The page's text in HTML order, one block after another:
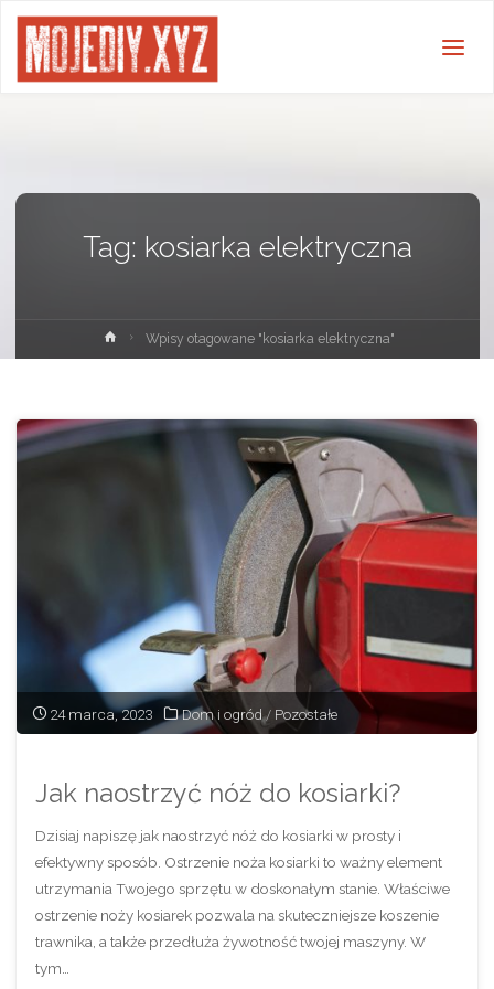
Tag: kosiarka elektryczna
Strona
główna
Wpisy otagowane "kosiarka elektryczna"
24 marca, 2023 Dom i ogród / Pozostałe
Jak naostrzyć nóż do kosiarki?
Dzisiaj napiszę jak naostrzyć nóż do kosiarki w prosty i
efektywny sposób. Ostrzenie noża kosiarki to ważny element
utrzymania Twojego sprzętu w doskonałym stanie. Właściwe
ostrzenie noży kosiarek pozwala na skuteczniejsze koszenie
trawnika, a także przedłuża żywotność twojej maszyny. W
tym…